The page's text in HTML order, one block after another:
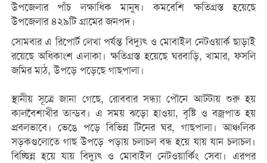
উপজেলার পাঁচ লক্ষাধিক মানুষ। কমবেশি ক্ষতিগ্রস্ত হয়েছে
উপজেলার ৪২৯টি গ্রামের জনপদ।
সোমবার এ রিপোর্ট লেখা পর্যন্ত বিদ্যুৎ ও মোবাইল নেটওয়ার্ক ছাড়াই
রয়েছে অধিকাংশ এলাকা। ক্ষতিগ্রস্ত হয়েছে ঘরবাড়ি, খামার, ফসলি
জমির মাঠ, উপড়ে পড়েছে গাছপালা।
‎স্থানীয় সূত্রে জানা গেছে, রোববার সন্ধ্যা পৌনে আটটায় শুরু হয়
কালবৈশাখীর তান্ডব। এ সময় ঝড়ো হাওয়া, বৃষ্টি ও বজ্রপাত হয়
প্রবলভাবে। ভেঙে পড়ে বিভিন্ন টিনের ঘর, গাছপালা। আঞ্চলিক
সড়কগুলোতে গাছ উপড়ে পড়ায় চলাচল বন্ধ হয়ে যায় যান চলাচল।
বিচ্ছিন্ন হয়ে যায় বিদ্যুৎ ও মোবাইল নেটওয়ার্কিং সেবা। এরপর